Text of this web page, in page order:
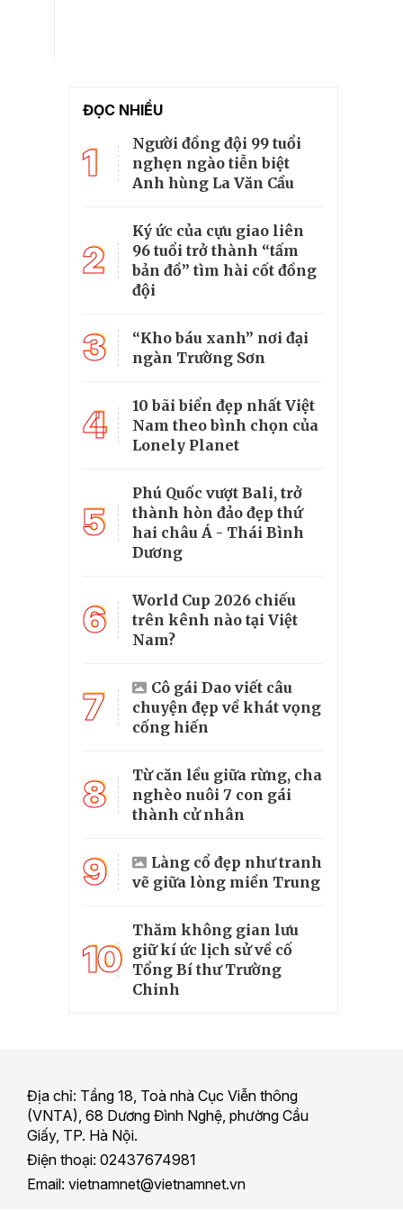
ĐỌC NHIỀU
1
Người đồng đội 99 tuổi
nghẹn ngào tiễn biệt
Anh hùng La Văn Cầu
2
Ký ức của cựu giao liên
96 tuổi trở thành “tấm
bản đồ” tìm hài cốt đồng
đội
3
“Kho báu xanh” nơi đại
ngàn Trường Sơn
4
10 bãi biển đẹp nhất Việt
Nam theo bình chọn của
Lonely Planet
5
Phú Quốc vượt Bali, trở
thành hòn đảo đẹp thứ
hai châu Á - Thái Bình
Dương
6
World Cup 2026 chiếu
trên kênh nào tại Việt
Nam?
7
Cô gái Dao viết câu
chuyện đẹp về khát vọng
cống hiến
8
Từ căn lều giữa rừng, cha
nghèo nuôi 7 con gái
thành cử nhân
9
Làng cổ đẹp như tranh
vẽ giữa lòng miền Trung
10
Thăm không gian lưu
giữ kí ức lịch sử về cố
Tổng Bí thư Trường
Chinh
Địa chỉ: Tầng 18, Toà nhà Cục Viễn thông
(VNTA), 68 Dương Đình Nghệ, phường Cầu
Giấy, TP. Hà Nội.
Điện thoại: 02437674981
Email: vietnamnet@vietnamnet.vn